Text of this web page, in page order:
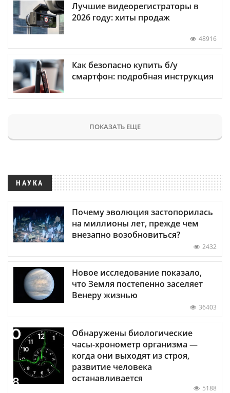
Лучшие видеорегистраторы в
2026 году: хиты продаж
48916
Как безопасно купить б/у
смартфон: подробная инструкция
ПОКАЗАТЬ ЕЩЕ
НАУКА
Почему эволюция застопорилась
на миллионы лет, прежде чем
внезапно возобновиться?
2432
Новое исследование показало,
что Земля постепенно заселяет
Венеру жизнью
36403
Обнаружены биологические
часы-хронометр организма —
когда они выходят из строя,
развитие человека
останавливается
5188